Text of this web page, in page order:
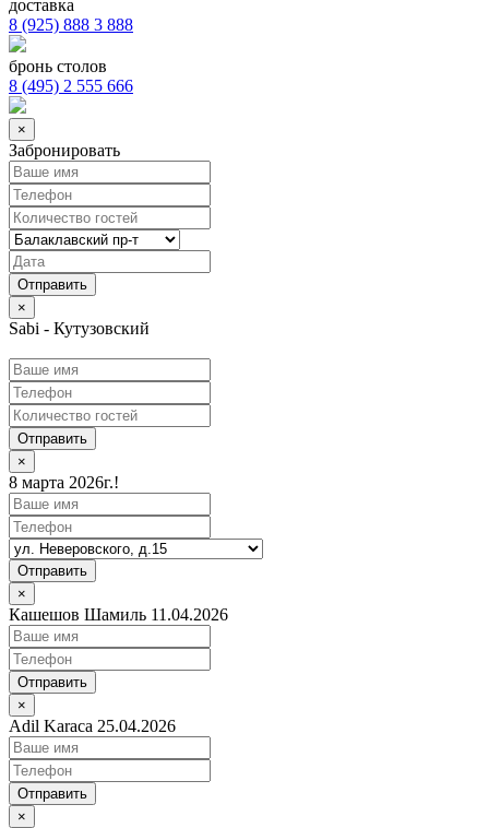
доставка
8 (925) 888 3 888
бронь столов
8 (495) 2 555 666
×
Забронировать
×
Sabi - Кутузовский
Отправить
×
8 марта 2026г.!
Отправить
×
Кашешов Шамиль 11.04.2026
Отправить
×
Adil Karaca 25.04.2026
Отправить
×